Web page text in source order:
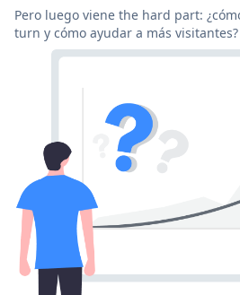
Pero luego viene the hard part:
turn y cómo ayudar a más visitantes?